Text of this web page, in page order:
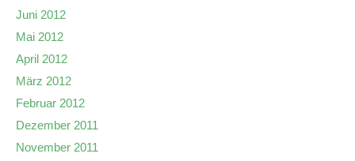
Juni 2012
Mai 2012
April 2012
März 2012
Februar 2012
Dezember 2011
November 2011